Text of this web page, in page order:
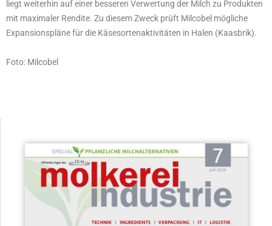
liegt weiterhin auf einer besseren Verwertung der Milch zu Produkten
mit maximaler Rendite. Zu diesem Zweck prüft Milcobel mögliche
Expansionspläne für die Käsesortenaktivitäten in Halen (Kaasbrik).
Foto: Milcobel